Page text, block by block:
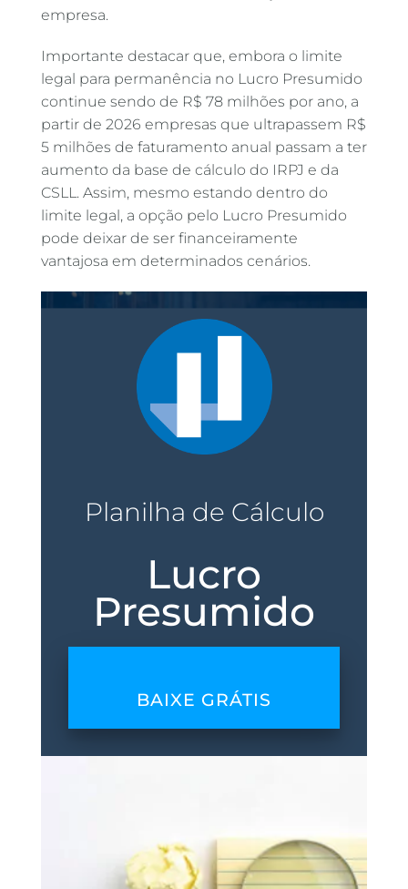
empresa.
Importante destacar que, embora o limite
legal para permanência no Lucro Presumido
continue sendo de R$ 78 milhões por ano, a
partir de 2026 empresas que ultrapassem R$
5 milhões de faturamento anual passam a ter
aumento da base de cálculo do IRPJ e da
CSLL. Assim, mesmo estando dentro do
limite legal, a opção pelo Lucro Presumido
pode deixar de ser financeiramente
vantajosa em determinados cenários.
Planilha de Cálculo
Lucro
Presumido
BAIXE GRÁTIS